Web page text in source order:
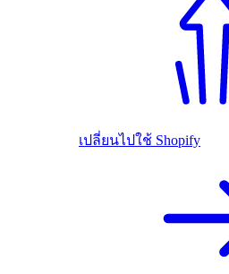
เปลี่ยนไปใช้ Shopify